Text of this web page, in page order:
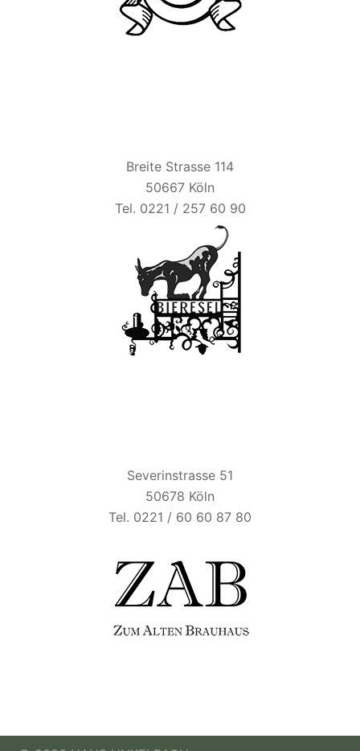
Breite Strasse 114
50667 Köln
Tel. 0221 / 257 60 90
Severinstrasse 51
50678 Köln
Tel. 0221 / 60 60 87 80